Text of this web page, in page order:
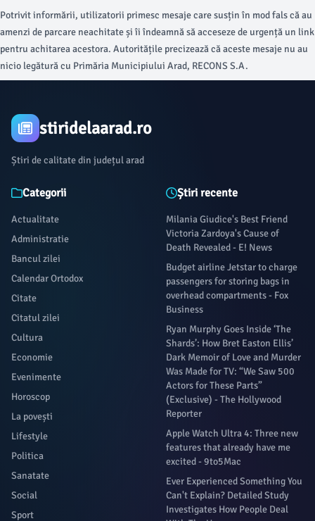
Potrivit informării, utilizatorii primesc mesaje care susțin în mod fals că au
amenzi de parcare neachitate și îi îndeamnă să acceseze de urgență un link
pentru achitarea acestora. Autoritățile precizează că aceste mesaje nu au
nicio legătură cu Primăria Municipiului Arad, RECONS S.A.
stiridelaarad.ro
Știri de calitate din județul arad
Categorii
Actualitate
Administratie
Bancul zilei
Calendar Ortodox
Citate
Citatul zilei
Cultura
Economie
Evenimente
Horoscop
La povești
Lifestyle
Politica
Sanatate
Social
Sport
Știri recente
Milania Giudice's Best Friend
Victoria Zardoya's Cause of
Death Revealed - E! News
Budget airline Jetstar to charge
passengers for storing bags in
overhead compartments - Fox
Business
Ryan Murphy Goes Inside ‘The
Shards’: How Bret Easton Ellis’
Dark Memoir of Love and Murder
Was Made for TV: “We Saw 500
Actors for These Parts”
(Exclusive) - The Hollywood
Reporter
Apple Watch Ultra 4: Three new
features that already have me
excited - 9to5Mac
Ever Experienced Something You
Can't Explain? Detailed Study
Investigates How People Deal